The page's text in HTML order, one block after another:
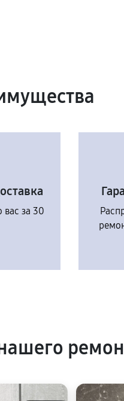
вас за 30